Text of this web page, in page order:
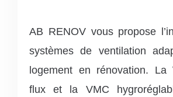
AB RENOV vous propose
systèmes de ventilation
logement en rénovation. La
flux et la VMC